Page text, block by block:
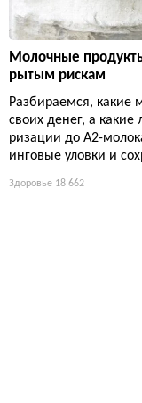
Молочные
рытым рискам
Разбираемся, какие
своих денег, а какие
ризации до А2-
инговые уловки и
Здоровье 18 662